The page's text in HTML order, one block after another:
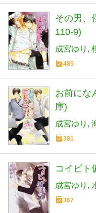
その男、
110-9)
成宮ゆり
485
お前にな
庫)
成宮ゆり
381
コイビト
成宮ゆり
367